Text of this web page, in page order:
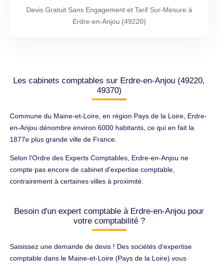
Devis Gratuit Sans Engagement et Tarif Sur-Mesure à
Erdre-en-Anjou (49220)
Les cabinets comptables sur Erdre-en-Anjou (49220,
49370)
Commune du Maine-et-Loire, en région Pays de la Loire, Erdre-
en-Anjou dénombre environ 6000 habitants, ce qui en fait la
1877e plus grande ville de France.
Selon l'Ordre des Experts Comptables, Erdre-en-Anjou ne
compte pas encore de cabinet d'expertise comptable,
contrairement à certaines villes à proximité.
Besoin d'un expert comptable à Erdre-en-Anjou pour
votre comptabilité ?
Saisissez une demande de devis ! Des sociétés d'expertise
comptable dans le Maine-et-Loire (Pays de la Loire) vous